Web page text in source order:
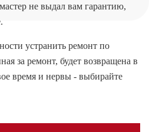
не выдал вам гарантию,
устранить ремонт по
за ремонт, будет возвращена в
время и нервы - выбирайте